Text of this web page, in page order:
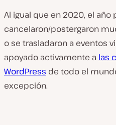
Al igual que en 2020, el año
cancelaron/postergaron
o se trasladaron a eventos
apoyado activamente a las
WordPress de todo el
excepción.